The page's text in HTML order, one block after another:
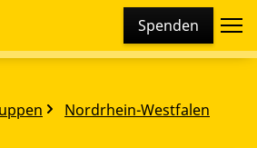
Spenden
Nordrhein-Westfalen
im August 2025
verschiedene Cookies und
beinhaltet Cookies und
sind, die zu statistischen
besseren Bedienbarkeit der